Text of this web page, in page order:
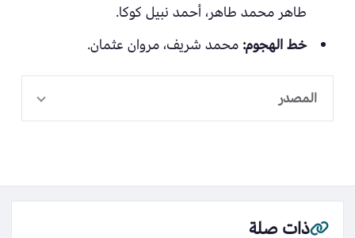
طاهر محمد طاهر، أحمد نبيل كوكا.
خط الهجوم: محمد شريف، مروان عثمان.
المصدر
ذات صلة